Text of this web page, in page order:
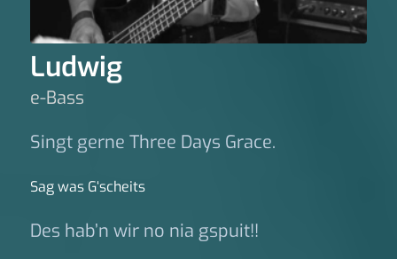
Ludwig
e-Bass
Singt gerne Three Days Grace.
Sag was G‘scheits
Des hab’n wir no nia gspuit!!